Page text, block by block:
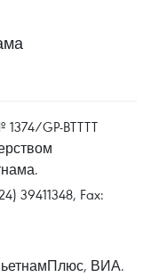
GP-BTTTT
39411348, Fax:
ВИА.